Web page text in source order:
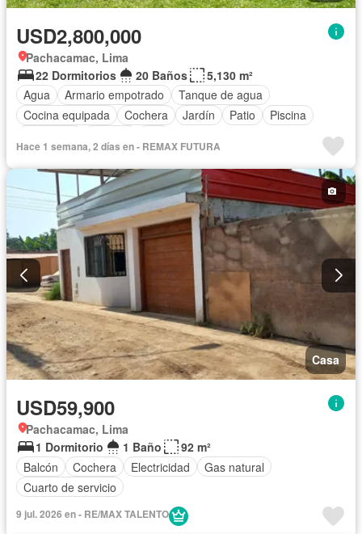
USD2,800,000
Pachacamac, Lima
22 Dormitorios
20 Baños
5,130 m²
Agua
Armario empotrado
Tanque de agua
Cocina equipada
Cochera Jardín Patio
Piscina
Hace 1 semana, 2 días en - REMAX FUTURA
Casa
USD59,900
Pachacamac, Lima
1 Dormitorio
1 Baño
92 m²
Balcón
Cochera Electricidad
Gas natural
Cuarto de servicio
9 jul. 2026 en - RE/MAX TALENTO